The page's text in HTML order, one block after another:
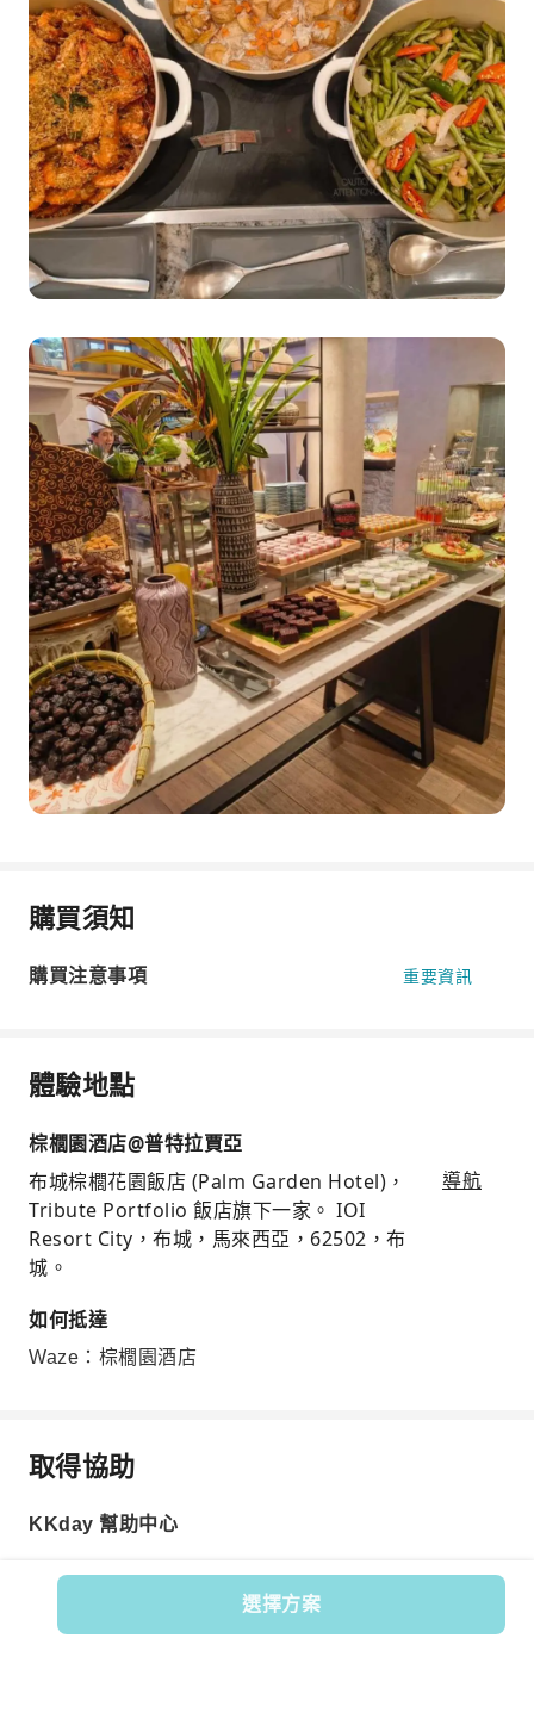
選擇方案
購買須知
購買注意事項 重要資訊
體驗地點
棕櫚園酒店@普特拉賈亞
布城棕櫚花園飯店 (Palm Garden Hotel)，
Tribute Portfolio 飯店旗下一家。 IOI
Resort City，布城，馬來西亞，62502，布
城。
導航
如何抵達
Waze：棕櫚園酒店
取得協助
KKday 幫助中心
商品編號: 269235